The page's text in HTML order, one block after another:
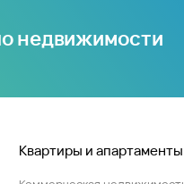
недвижимости
Квартиры и апартаменты